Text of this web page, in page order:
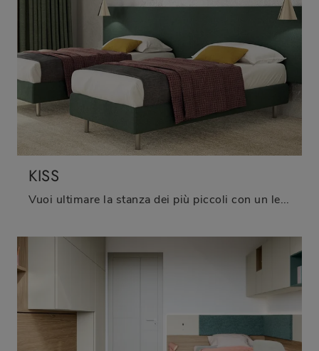
KISS
Vuoi ultimare la stanza dei più piccoli con un letto singolo in tessuto? Ti presentiamo il modello Kiss di Biba Salotti per spazi moderni.